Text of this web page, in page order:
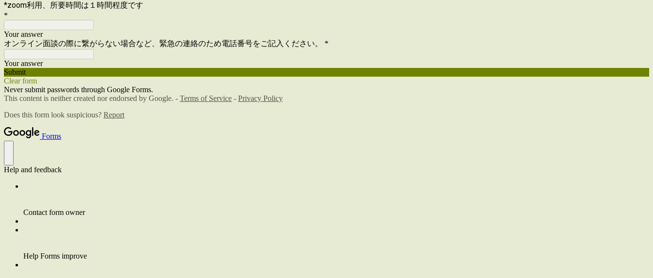
*zoom利用、 所要時間は１時間程度です
*
Your answer
オンライン面談の際に繋がらない場合など、緊急の連絡のため電話番号をご記入ください。 *
Your answer
Submit
Clear form
Never submit passwords through Google Forms.
This content is neither created nor endorsed by Google. - Terms of Service - Privacy Policy
Does this form look suspicious? Report
Forms
Help and feedback
Contact form owner
Help Forms improve